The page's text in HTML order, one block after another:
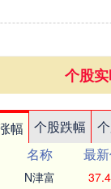
个股
幅 个股跌幅
名称 最
N津富